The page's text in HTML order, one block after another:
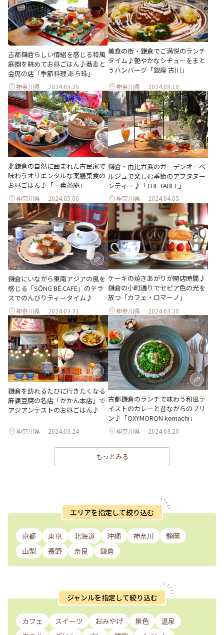
古都鎌倉らしい情緒を感じる和風
庭園を眺めてお昼ごはん♪蕎麦と
会席の店「季節料理 あら珠」
神奈川県 2024.05.25
美食の街・鎌倉でご満悦のランチ
タイム♪艶やかなシチューをまと
うハンバーグ「銀座 古川」
神奈川県 2024.05.10
北鎌倉の自然に囲まれた古民家で
味わうオリエンタルな薬膳菜食の
お昼ごはん♪「一素茶庵」
神奈川県 2024.05.06
鎌倉・由比ガ浜のガーデンオーベ
ルジュで楽しむ季節のアフタヌー
ンティー♪「THE TABLE」
神奈川県 2024.04.05
鎌倉にいながら東南アジアの風を
感じる「SÔNG BÉ CAFE」のテラ
スでのんびりティータイム♪
神奈川県 2024.03.31
ケーキの焼きあがりが開店時間♪
鎌倉の小町通りでセピア色の光を
放つ「カフェ・ロマーノ」
神奈川県 2024.03.30
鎌倉を訪れるたびに行きたくなる
麻婆豆腐の名店「かかん本店」で
アジアンテストのお昼ごはん♪
神奈川県 2024.03.24
古都鎌倉のランチで味わう和風テ
イストのカレーと昔ながらのプリ
ン♪「OXYMORON komachi」
神奈川県 2024.03.20
もっとみる
エリアを指定して絞り込む
京都 東京 北海道 沖縄 神奈川
静岡
山梨
長野 奈良 鎌倉
ジャンルを指定して絞り込む
カフェ スイーツ おみやげ 景色
温泉